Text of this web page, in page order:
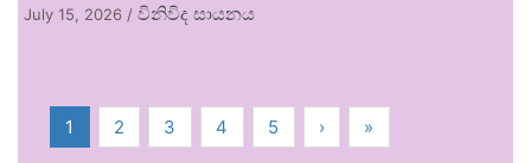
July 15, 2026 / විනිවිද සායනය
1 2 3 4 5 › »